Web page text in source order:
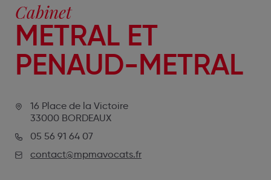
Cabinet
METRAL ET
PENAUD-METRAL
16 Place de la Victoire
33000 BORDEAUX
05 56 91 64 07
contact@mpmavocats.fr